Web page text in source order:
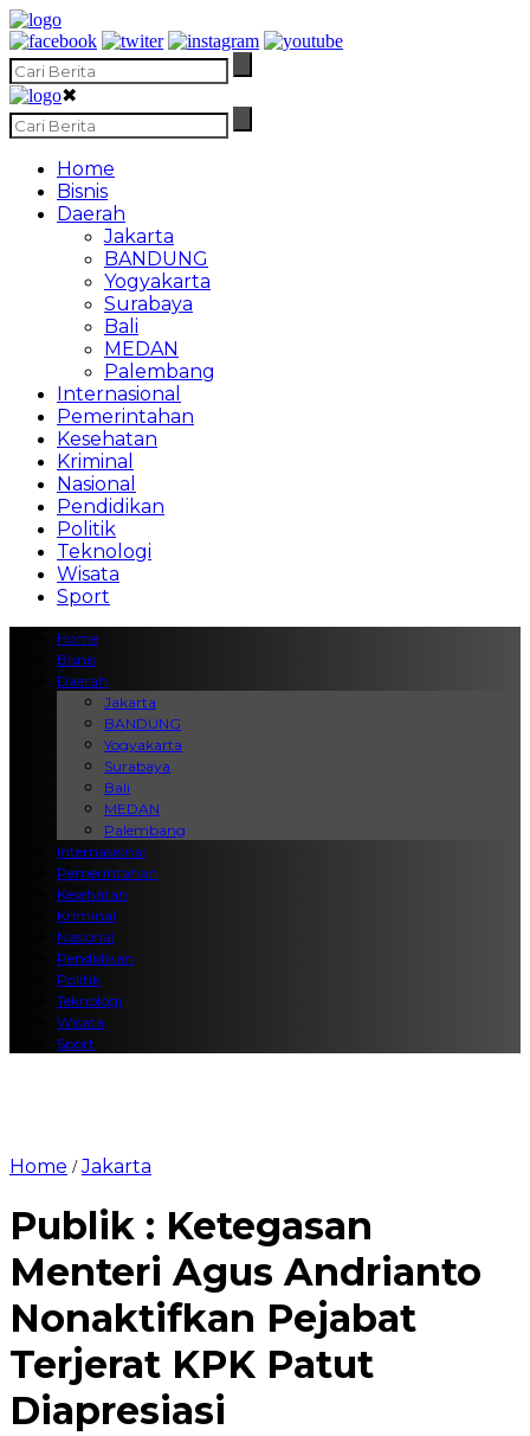
✖
Home
Bisnis
Daerah
Jakarta
BANDUNG
Yogyakarta
Surabaya
Bali
MEDAN
Palembang
Internasional
Pemerintahan
Kesehatan
Kriminal
Nasional
Pendidikan
Politik
Teknologi
Wisata
Sport
Home
Bisnis
Daerah
Jakarta
BANDUNG
Yogyakarta
Surabaya
Bali
MEDAN
Palembang
Internasional
Pemerintahan
Kesehatan
Kriminal
Nasional
Pendidikan
Politik
Teknologi
Wisata
Sport
Home /Jakarta
Publik : Ketegasan
Menteri Agus Andrianto
Nonaktifkan Pejabat
Terjerat KPK Patut
Diapresiasi